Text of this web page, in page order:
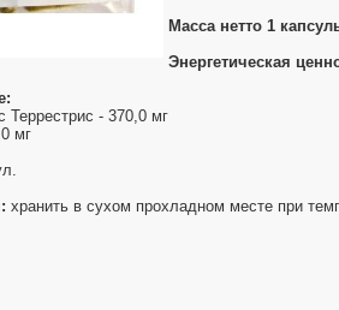
Масса нетто 1
Энергетическая
Террестрис - 370,0 мг
мг
хранить в сухом прохладном месте при